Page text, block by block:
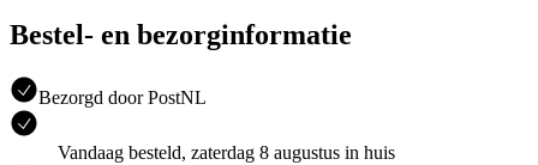
Bestel- en bezorginformatie
Bezorgd door PostNL
Vandaag besteld, zaterdag 8 augustus in huis